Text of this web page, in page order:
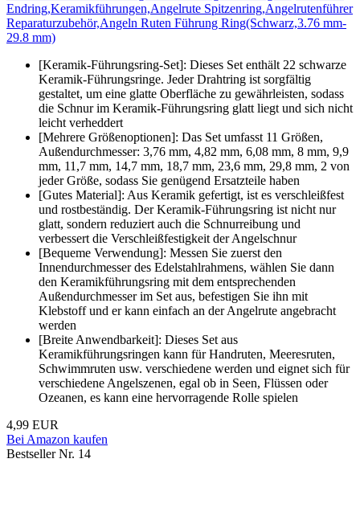
Endring,Keramikführungen,Angelrute Spitzenring,Angelrutenführer
Reparaturzubehör,Angeln Ruten Führung Ring(Schwarz,3.76 mm-
29.8 mm)
[Keramik-Führungsring-Set]: Dieses Set enthält 22 schwarze
Keramik-Führungsringe. Jeder Drahtring ist sorgfältig
gestaltet, um eine glatte Oberfläche zu gewährleisten, sodass
die Schnur im Keramik-Führungsring glatt liegt und sich nicht
leicht verheddert
[Mehrere Größenoptionen]: Das Set umfasst 11 Größen,
Außendurchmesser: 3,76 mm, 4,82 mm, 6,08 mm, 8 mm, 9,9
mm, 11,7 mm, 14,7 mm, 18,7 mm, 23,6 mm, 29,8 mm, 2 von
jeder Größe, sodass Sie genügend Ersatzteile haben
[Gutes Material]: Aus Keramik gefertigt, ist es verschleißfest
und rostbeständig. Der Keramik-Führungsring ist nicht nur
glatt, sondern reduziert auch die Schnurreibung und
verbessert die Verschleißfestigkeit der Angelschnur
[Bequeme Verwendung]: Messen Sie zuerst den
Innendurchmesser des Edelstahlrahmens, wählen Sie dann
den Keramikführungsring mit dem entsprechenden
Außendurchmesser im Set aus, befestigen Sie ihn mit
Klebstoff und er kann einfach an der Angelrute angebracht
werden
[Breite Anwendbarkeit]: Dieses Set aus
Keramikführungsringen kann für Handruten, Meeresruten,
Schwimmruten usw. verschiedene werden und eignet sich für
verschiedene Angelszenen, egal ob in Seen, Flüssen oder
Ozeanen, es kann eine hervorragende Rolle spielen
4,99 EUR
Bei Amazon kaufen
Bestseller Nr. 14